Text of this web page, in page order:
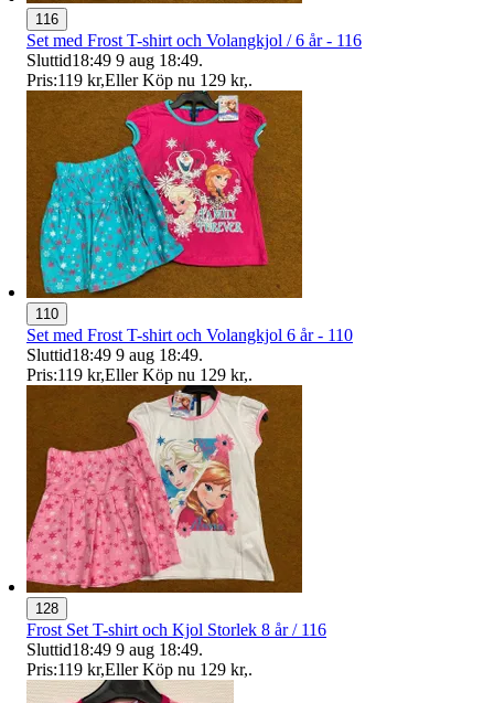
116
Set med Frost T-shirt och Volangkjol / 6 år - 116
Sluttid18:49 9 aug 18:49.
Pris:119 kr,Eller Köp nu 129 kr,.
110
Set med Frost T-shirt och Volangkjol 6 år - 110
Sluttid18:49 9 aug 18:49.
Pris:119 kr,Eller Köp nu 129 kr,.
128
Frost Set T-shirt och Kjol Storlek 8 år / 116
Sluttid18:49 9 aug 18:49.
Pris:119 kr,Eller Köp nu 129 kr,.